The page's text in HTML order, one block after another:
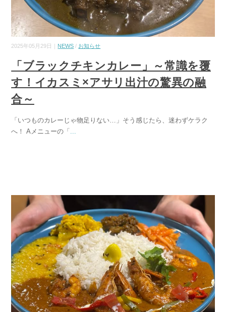
2025年05月29日｜ NEWS / お知らせ
「ブラックチキンカレー」～常識を覆
す！イカスミ×アサリ出汁の驚異の融
合～
「いつものカレーじゃ物足りない…」そう感じたら、迷わずケラク
へ！ Aメニューの「 ...